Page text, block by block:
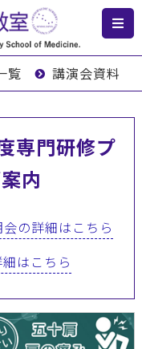
覧 講演会資料
専門研修プ
内
の詳細はこちら
はこちら